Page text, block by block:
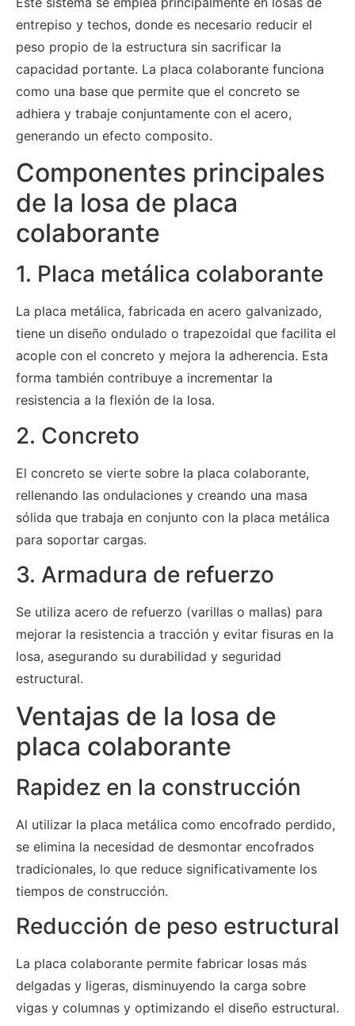
entrepiso y techos, donde es necesario reducir el
peso propio de la estructura sin sacrificar la
capacidad portante. La placa colaborante funciona
como una base que permite que el concreto se
adhiera y trabaje conjuntamente con el acero,
generando un efecto composito.
Componentes principales
de la losa de placa
colaborante
1. Placa metálica colaborante
La placa metálica, fabricada en acero galvanizado,
tiene un diseño ondulado o trapezoidal que facilita el
acople con el concreto y mejora la adherencia. Esta
forma también contribuye a incrementar la
resistencia a la flexión de la losa.
2. Concreto
El concreto se vierte sobre la placa colaborante,
rellenando las ondulaciones y creando una masa
sólida que trabaja en conjunto con la placa metálica
para soportar cargas.
3. Armadura de refuerzo
Se utiliza acero de refuerzo (varillas o mallas) para
mejorar la resistencia a tracción y evitar fisuras en la
losa, asegurando su durabilidad y seguridad
estructural.
Ventajas de la losa de
placa colaborante
Rapidez en la construcción
Al utilizar la placa metálica como encofrado perdido,
se elimina la necesidad de desmontar encofrados
tradicionales, lo que reduce significativamente los
tiempos de construcción.
Reducción de peso estructural
La placa colaborante permite fabricar losas más
delgadas y ligeras, disminuyendo la carga sobre
vigas y columnas y optimizando el diseño estructural.